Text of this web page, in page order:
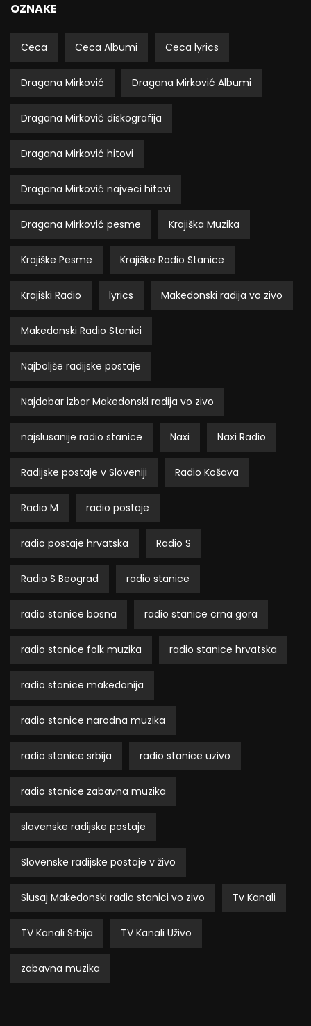
OZNAKE
Ceca Ceca Albumi Ceca lyrics
Dragana Mirković Dragana Mirković Albumi
Dragana Mirković diskografija
Dragana Mirković hitovi
Dragana Mirković najveci hitovi
Dragana Mirković pesme Krajiška Muzika
Krajiške Pesme Krajiške Radio Stanice
Krajiški Radio lyrics Makedonski radija vo zivo
Makedonski Radio Stanici
Najboljše radijske postaje
Najdobar izbor Makedonski radija vo zivo
najslusanije radio stanice Naxi Naxi Radio
Radijske postaje v Sloveniji Radio Košava
Radio M radio postaje
radio postaje hrvatska Radio S
Radio S Beograd radio stanice
radio stanice bosna radio stanice crna gora
radio stanice folk muzika radio stanice hrvatska
radio stanice makedonija
radio stanice narodna muzika
radio stanice srbija radio stanice uzivo
radio stanice zabavna muzika
slovenske radijske postaje
Slovenske radijske postaje v živo
Slusaj Makedonski radio stanici vo zivo Tv Kanali
TV Kanali Srbija TV Kanali Uživo
zabavna muzika